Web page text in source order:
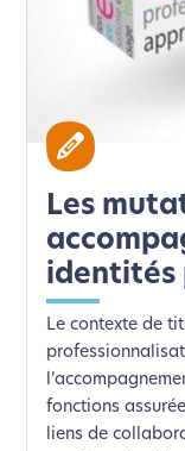
Les
identités
Le contexte de
fonctions
liens de